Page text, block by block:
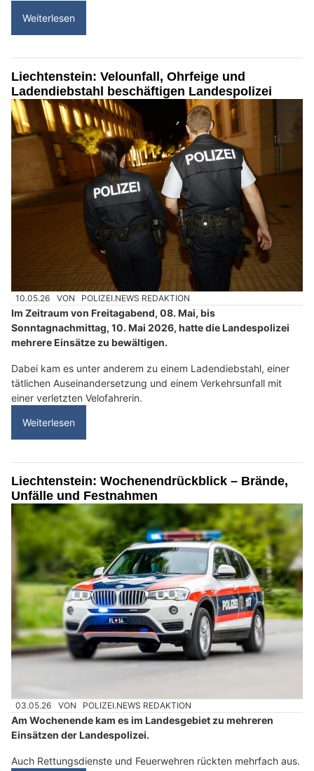
Weiterlesen
Liechtenstein: Velounfall, Ohrfeige und
Ladendiebstahl beschäftigen Landespolizei
10.05.26 VON POLIZEI.NEWS REDAKTION
Im Zeitraum von Freitagabend, 08. Mai, bis
Sonntagnachmittag, 10. Mai 2026, hatte die Landespolizei
mehrere Einsätze zu bewältigen.
Dabei kam es unter anderem zu einem Ladendiebstahl, einer
tätlichen Auseinandersetzung und einem Verkehrsunfall mit
einer verletzten Velofahrerin.
Weiterlesen
Liechtenstein: Wochenendrückblick – Brände,
Unfälle und Festnahmen
03.05.26 VON POLIZEI.NEWS REDAKTION
Am Wochenende kam es im Landesgebiet zu mehreren
Einsätzen der Landespolizei.
Auch Rettungsdienste und Feuerwehren rückten mehrfach aus.